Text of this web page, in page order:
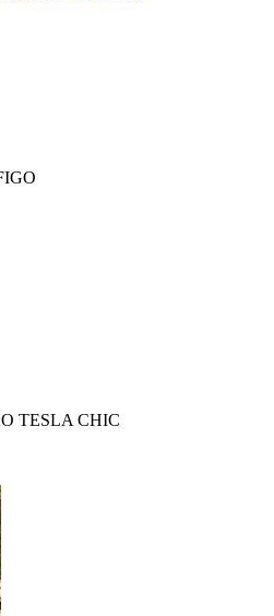
TESLA CHIC